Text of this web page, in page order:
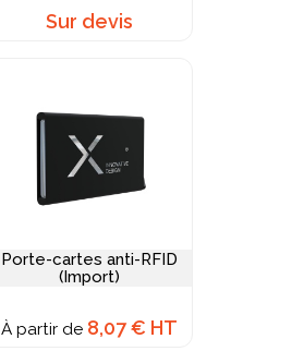
Sur devis
Porte-cartes anti-RFID
(Import)
À partir de 8,07 € HT